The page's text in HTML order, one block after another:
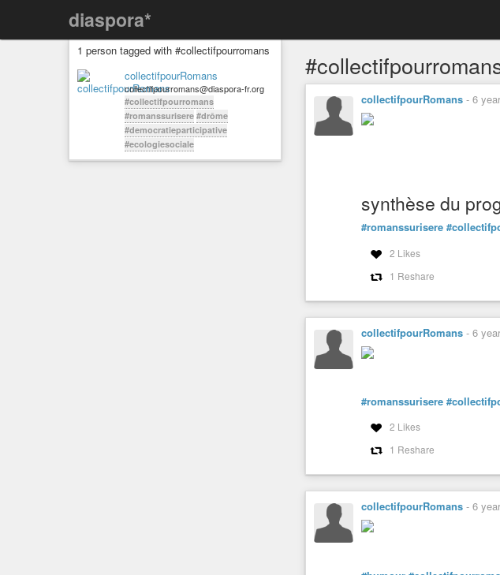
diaspora*
1 person tagged with #collectifpourromans
collectifpourRomans
collectifpourromans@diaspora-fr.org
#collectifpourromans
#romanssurisere #drôme
#democratieparticipative
#ecologiesociale
collectifpourRomans - 6
synthèse du
#romanssurisere
2 Likes
1 Reshare
collectifpourRomans - 6
#romanssurisere
2 Likes
1 Reshare
collectifpourRomans - 6